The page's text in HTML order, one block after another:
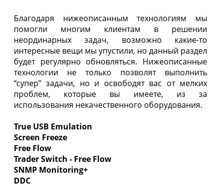
Благодаря нижеописанным технологиям мы
помогли многим клиентам в решении
неординарных задач, возможно какие-то
интересные вещи мы упустили, но данный раздел
будет регулярно обновляться. Нижеописанные
технологии не только позволят выполнить
“супер” задачи, но и освободят вас от мелких
проблем, которые вы имеете, из за
использования некачественного оборудования.
True USB Emulation
Screen Freeze
Free Flow
Trader Switch - Free Flow
SNMP Monitoring+
DDC